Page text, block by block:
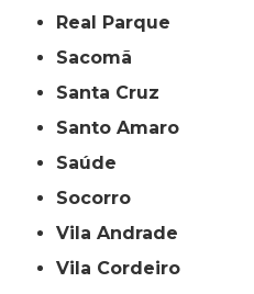
Real Parque
Sacomã
Santa Cruz
Santo Amaro
Saúde
Socorro
Vila Andrade
Vila Cordeiro